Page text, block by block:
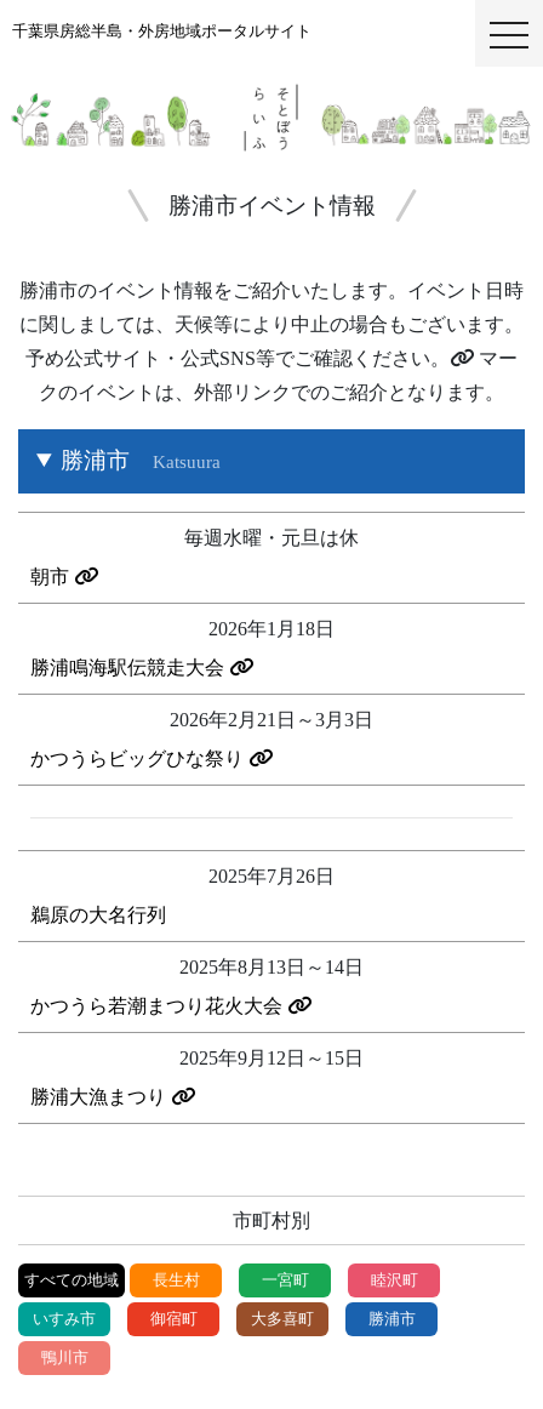
千葉県房総半島・外房地域ポータルサイト
勝浦市イベント情報
勝浦市のイベント情報をご紹介いたします。イベント日時
に関しましては、天候等により中止の場合もございます。
予め公式サイト・公式SNS等でご確認ください。
マー
クのイベントは、外部リンクでのご紹介となります。
勝浦市Katsuura
毎週水曜・元旦は休
朝市
2026年1月18日
勝浦鳴海駅伝競走大会
2026年2月21日～3月3日
かつうらビッグひな祭り
2025年7月26日
鵜原の大名行列
2025年8月13日～14日
かつうら若潮まつり花火大会
2025年9月12日～15日
勝浦大漁まつり
市町村別
すべての地域 長生村 一宮町 睦沢町
いすみ市 御宿町 大多喜町 勝浦市
鴨川市